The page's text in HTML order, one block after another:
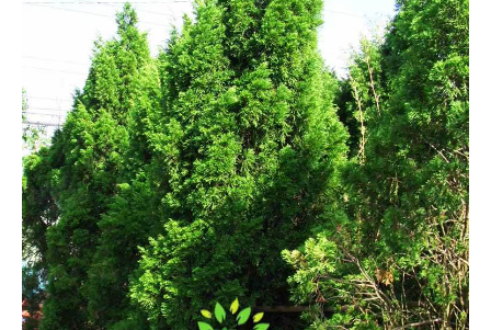
Cỏ Thảm (6)
Cây Ăn Trái (9)
Cây Giống Ăn Trái (30)
Phân Và Đất (5)
Dự Án (36)
Tây Ninh (1)
Bình Dương (1)
Long An (1)
Ninh Thuận (1)
Tiền Giang (1)